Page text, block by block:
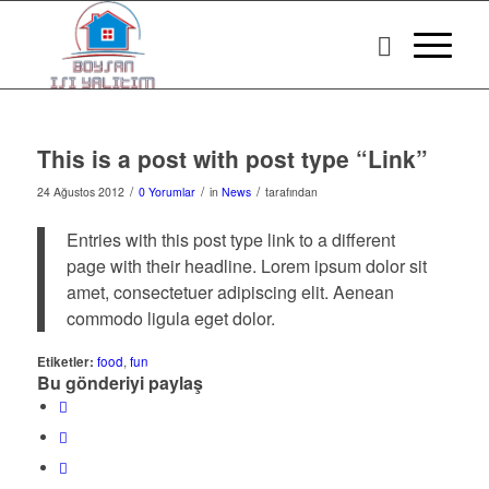
This is a post with post type “Link”
24 Ağustos 2012 / 0 Yorumlar / in News / tarafından
Entries with this post type link to a different
page with their headline. Lorem ipsum dolor sit
amet, consectetuer adipiscing elit. Aenean
commodo ligula eget dolor.
Etiketler: food, fun
Bu gönderiyi paylaş